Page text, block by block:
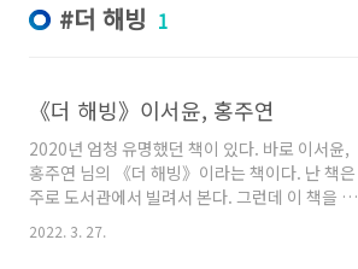
더 해빙 1
《더 해빙》이서윤, 홍주연
2020년 엄청 유명했던 책이 있다. 바로 이서윤,
홍주연 님의 《더 해빙》이라는 책이다. 난 책은
주로 도서관에서 빌려서 본다. 그런데 이 책을 도
서관에서 빌리려고 하니 대출 중에 예약이 가득
차 있었다. 그래서 빨리 보고 싶어 구입하여 보았
2022. 3. 27.